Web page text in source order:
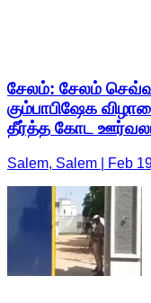
சேலம்: சேலம்
கும்பாபிஷேக
தீர்த்த கோட
Salem, Salem | Feb